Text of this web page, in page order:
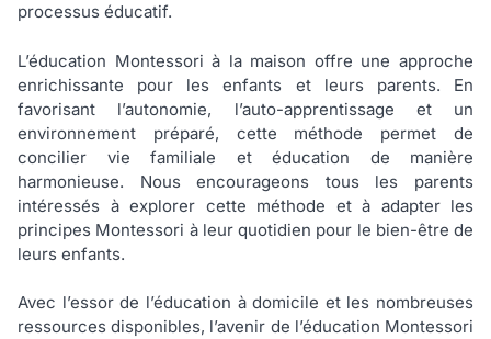
processus éducatif.
L’éducation Montessori à la maison offre une approche
enrichissante pour les enfants et leurs parents. En
favorisant l’autonomie, l’auto-apprentissage et un
environnement préparé, cette méthode permet de
concilier vie familiale et éducation de manière
harmonieuse. Nous encourageons tous les parents
intéressés à explorer cette méthode et à adapter les
principes Montessori à leur quotidien pour le bien-être de
leurs enfants.
Avec l’essor de l’éducation à domicile et les nombreuses
ressources disponibles, l’avenir de l’éducation Montessori